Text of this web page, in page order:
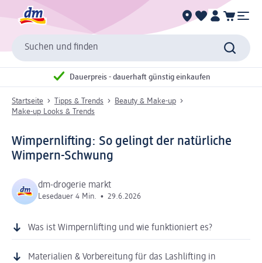
Suchen und finden
Dauerpreis - dauerhaft günstig einkaufen
Startseite Tipps & Trends
Beauty & Make-up
Make-up Looks & Trends
Wimpernlifting: So gelingt der natürliche
Wimpern-Schwung
dm-drogerie markt
Lesedauer 4 Min. • 29.6.2026
Was ist Wimpernlifting und wie funktioniert es?
Materialien & Vorbereitung für das Lashlifting in